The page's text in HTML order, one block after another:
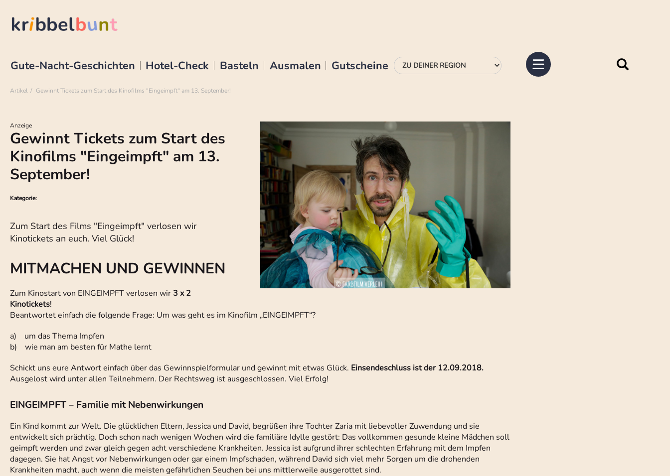
Gute-Nacht-Geschichten Hotel-Check Basteln Ausmalen Gutscheine
Artikel Gewinnt Tickets zum Start des Kinofilms "Eingeimpft" am 13. September!
Anzeige
Gewinnt Tickets zum Start des
Kinofilms "Eingeimpft" am 13.
September!
Kategorie:
Zum Start des Films "Eingeimpft" verlosen wir
Kinotickets an euch. Viel Glück!
MITMACHEN UND GEWINNEN
Zum Kinostart von EINGEIMPFT verlosen wir 3 x 2
Kinotickets!
Beantwortet einfach die folgende Frage: Um was geht es im Kinofilm „EINGEIMPFT“?
a) um das Thema Impfen
b) wie man am besten für Mathe lernt
Schickt uns eure Antwort einfach über das Gewinnspielformular und gewinnt mit etwas Glück. Einsendeschluss ist der 12.09.2018.
Ausgelost wird unter allen Teilnehmern. Der Rechtsweg ist ausgeschlossen. Viel Erfolg!
EINGEIMPFT – Familie mit Nebenwirkungen
Ein Kind kommt zur Welt. Die glücklichen Eltern, Jessica und David, begrüßen ihre Tochter Zaria mit liebevoller Zuwendung und sie
entwickelt sich prächtig. Doch schon nach wenigen Wochen wird die familiäre Idylle gestört: Das vollkommen gesunde kleine Mädchen soll
geimpft werden und zwar gleich gegen acht verschiedene Krankheiten. Jessica ist aufgrund ihrer schlechten Erfahrung mit dem Impfen
dagegen. Sie hat Angst vor Nebenwirkungen oder gar einem Impfschaden, während David sich viel mehr Sorgen um die drohenden
Krankheiten macht, auch wenn die meisten gefährlichen Seuchen bei uns mittlerweile ausgerottet sind.